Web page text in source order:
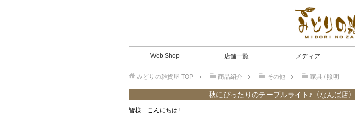
Web Shop 店舗一覧 メディア
みどりの雑貨屋 TOP 商品紹介 その他 家具 / 照明
秋にぴったりのテーブルライト♪〈なんば店〉
皆様 こんにちは!